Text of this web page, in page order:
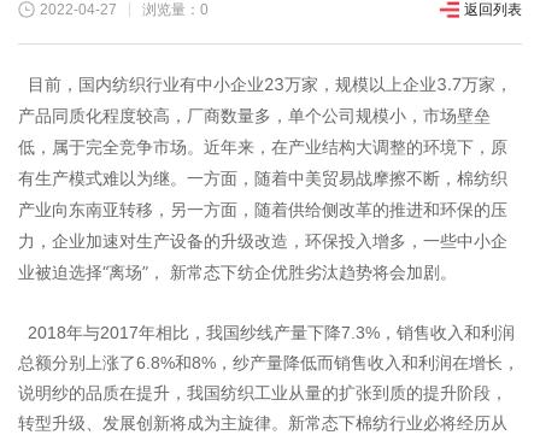
2022-04-27 浏览量：0 返回列表
目前 ， 国内纺织行业有中小企业23万家 ， 规模以 上企业3.7万家 ，
产品同质化程度较高 ， 厂商数量多 ， 单个公司规模小 ， 市场壁垒
低 ， 属于完全竞争市场。 近年来 ， 在产业结构大调整的环境下 ， 原
有生产模式难以为继。 一方面 ， 随着中美贸易战摩擦不断 ， 棉纺织
产业向东南亚转移 ， 另一方面 ， 随着供给侧改革的推进和环保的压
力 ， 企业加速对生产设备的升级改造 ， 环保投 入增多 ， 一些中小企
业被迫选择“离场” ， 新常态下纺企优胜劣汰趋势将会加剧。
2018年与2017年相比 ， 我国纱线产量下降7 3% ， 销售收 入和利 润
总额分别 上涨了6 8%和8% ， 纱产量降低而销售收 入和利 润在增长 ，
说明纱的品质在提升 ， 我国纺织工业从量的扩张到 质的提升阶段 ，
转型升级 发展创 新将成为主旋律。 新常态下棉纺行业必将经历从